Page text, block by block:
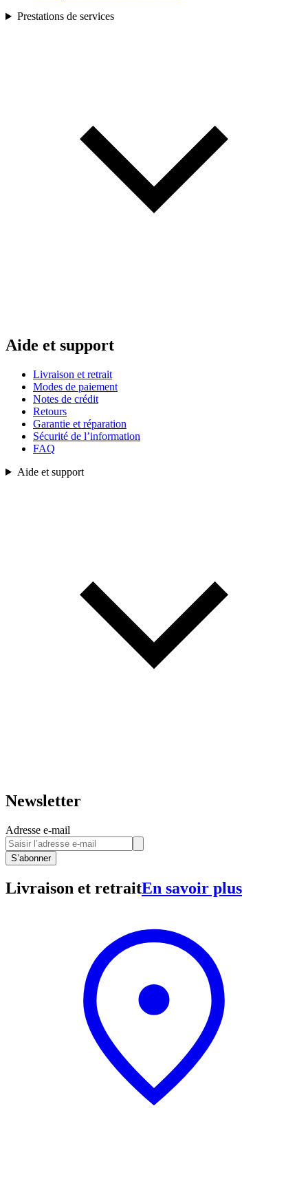
Prestations de services
Aide et support
Livraison et retrait
Modes de paiement
Notes de crédit
Retours
Garantie et réparation
Sécurité de l’information
FAQ
Aide et support
Newsletter
Adresse e-mail
S’abonner
Livraison et retraitEn savoir plus